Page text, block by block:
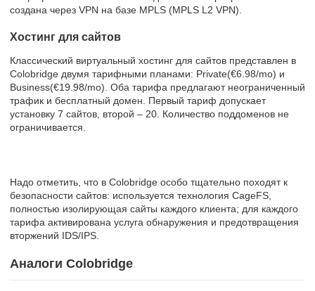
создана через VPN на базе MPLS (MPLS L2 VPN).
Хостинг для сайтов
Классический виртуальный хостинг для сайтов представлен в
Colobridge двумя тарифными планами: Private(€6.98/mo) и
Business(€19.98/mo). Оба тарифа предлагают неограниченный
трафик и бесплатный домен. Первый тариф допускает
установку 7 сайтов, второй – 20. Количество поддоменов не
ограничивается.
Надо отметить, что в Colobridge особо тщательно походят к
безопасности сайтов: используется технология CageFS,
полностью изолирующая сайты каждого клиента; для каждого
тарифа активирована услуга обнаружения и предотвращения
вторжений IDS/IPS.
Аналоги Colobridge